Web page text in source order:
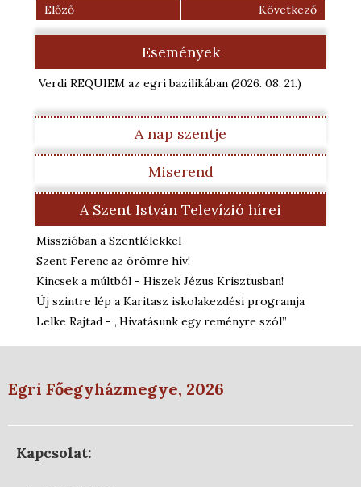
Előző
Következő
Események
Verdi REQUIEM az egri bazilikában (2026. 08. 21.)
A nap szentje
Miserend
A Szent István Televízió hírei
Misszióban a Szentlélekkel
Szent Ferenc az örömre hív!
Kincsek a múltból - Hiszek Jézus Krisztusban!
Új szintre lép a Karitasz iskolakezdési programja
Lelke Rajtad - „Hivatásunk egy reményre szól”
Egri Főegyházmegye, 2026
Kapcsolat: